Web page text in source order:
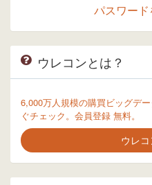
パスワー
ウレコンとは？
6,000万人規模の購買ビッグデ
ぐチェック。会員登録 無料。
ウレ